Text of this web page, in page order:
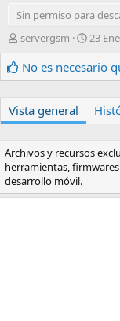
Sin permiso para
A
t
o
servergsm
F
c
h
e
r
e
c
23
No es necesario
Vista general
Archivos y recursos
herramientas,
desarrollo móvil.